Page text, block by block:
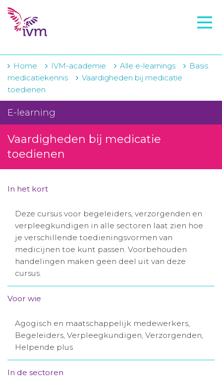
VMI
IVM-academie
Zorginstellingen
Projecten
Over IVM
Actueel
Contact
Winkelwagentje
Aanmelden nieuwsbrief
Inloggen
Home IVM-academie Alle e-learnings
Basis
medicatiekennis
Vaardigheden bij medicatie
toedienen
E-learning
Vaardigheden bij medicatie
toedienen
In het kort
Deze cursus voor begeleiders, verzorgenden en
verpleegkundigen in alle sectoren laat zien hoe
je verschillende toedieningsvormen van
medicijnen toe kunt passen. Voorbehouden
handelingen maken geen deel uit van deze
cursus.
Voor wie
Agogisch en maatschappelijk medewerkers,
Begeleiders, Verpleegkundigen, Verzorgenden,
Helpende plus
In de sectoren